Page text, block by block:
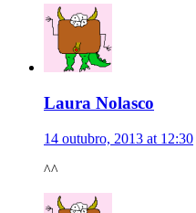
Laura Nolasco
14 outubro, 2013 at 12:30
^^